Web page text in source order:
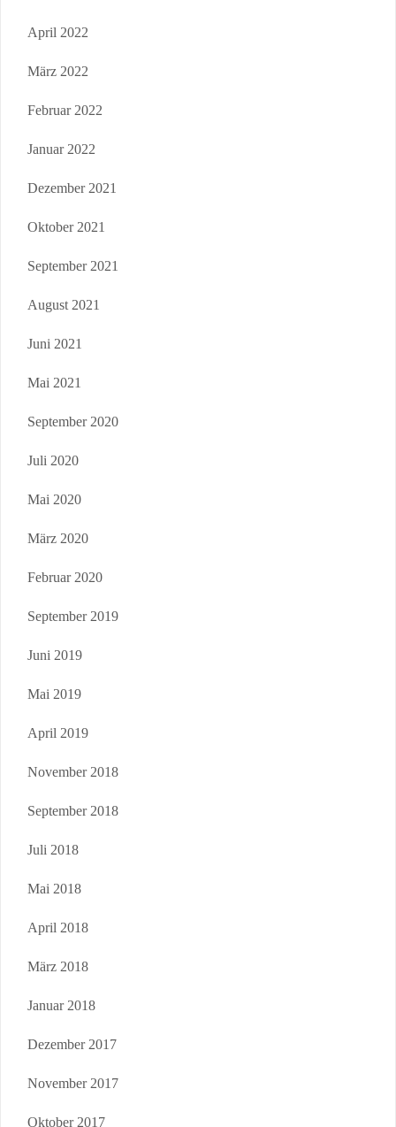
April 2022
März 2022
Februar 2022
Januar 2022
Dezember 2021
Oktober 2021
September 2021
August 2021
Juni 2021
Mai 2021
September 2020
Juli 2020
Mai 2020
März 2020
Februar 2020
September 2019
Juni 2019
Mai 2019
April 2019
November 2018
September 2018
Juli 2018
Mai 2018
April 2018
März 2018
Januar 2018
Dezember 2017
November 2017
Oktober 2017